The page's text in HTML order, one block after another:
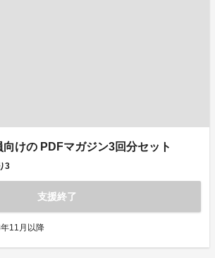
けの PDFマガジン3回分セット
3
支援終了
11月以降